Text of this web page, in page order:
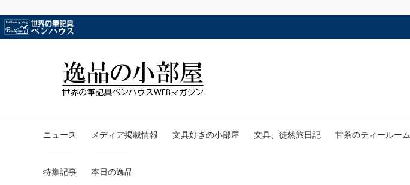
ニュース メディア掲載情報 文具好きの小部屋 文具、徒然旅日記 甘茶のティールーム
特集記事 本日の逸品